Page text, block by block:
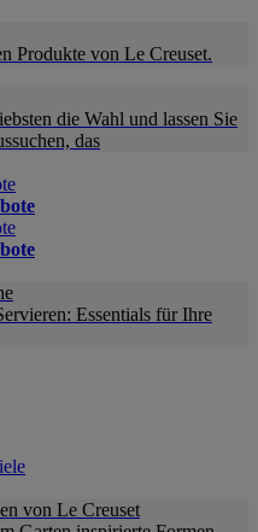
Produkte von Le Creuset.
die Wahl und lassen Sie
das
Essentials für Ihre
von Le Creuset